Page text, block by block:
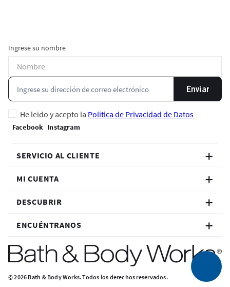
Ingrese su nombre
Enviar
He leído y acepto la Política de Privacidad de Datos
SERVICIO AL CLIENTE
MI CUENTA
DESCUBRIR
ENCUÉNTRANOS
© 2026 Bath & Body Works. Todos los derechos reservados.